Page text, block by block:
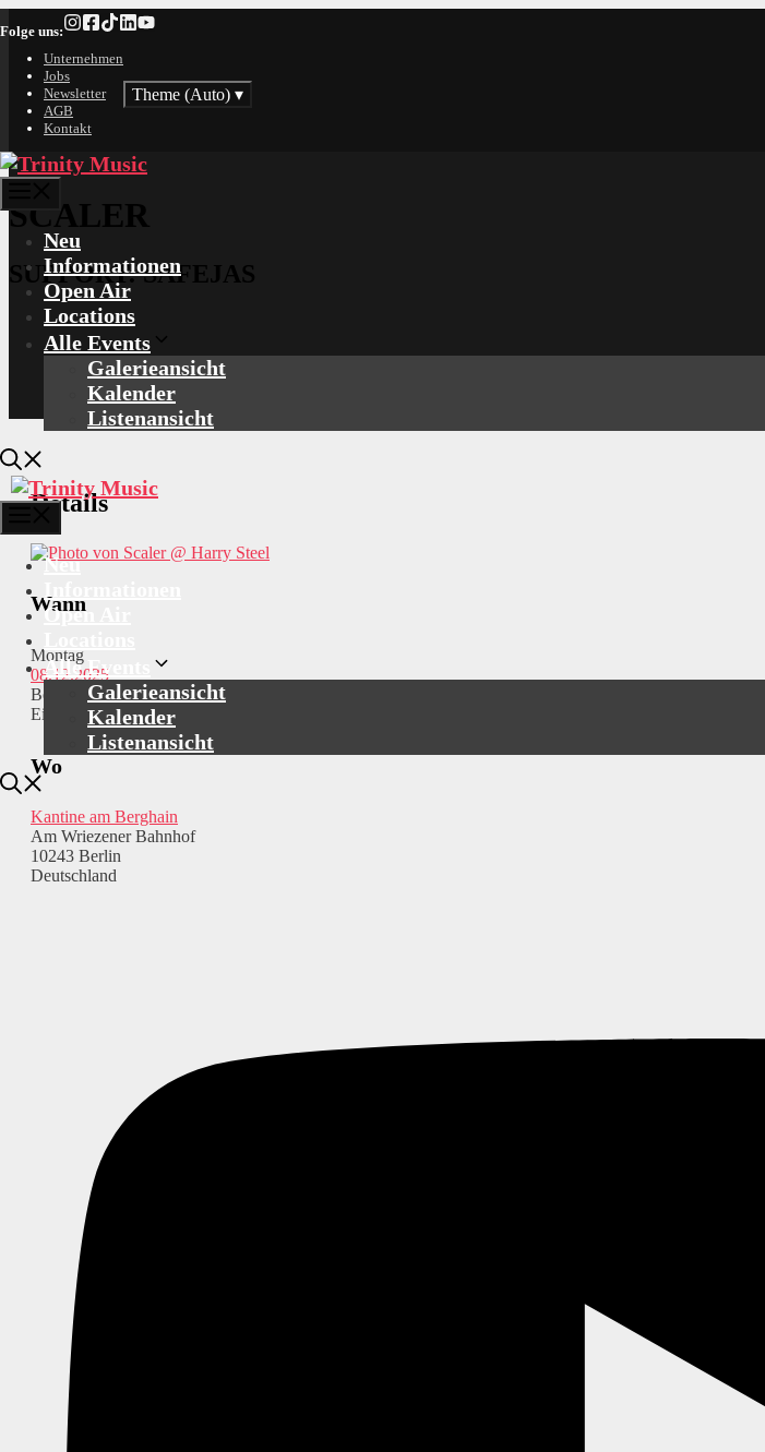
Inhalt
springen
Folge uns:
Unternehmen
Jobs
Newsletter
AGB
Kontakt
Theme (Auto) ▾
Neu
Informationen
Open Air
Locations
Alle Events
Galerieansicht
Kalender
Listenansicht
Menü
Neu
Open Air
Alle Events
Galerieansicht
Kalender
Listenansicht
SCALER
SUPPORT: SAFEJAS
Details
@ Harry Steel
Wann
Montag
08.12.2025
Beginn: 20:00
Einlass: 19:00
Wo
Kantine am Berghain
Am Wriezener Bahnhof
10243 Berlin
Deutschland